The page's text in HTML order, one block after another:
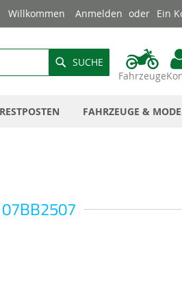
Willkommen Anmelden Ein
Fahrzeuge
SUCHE
RESTPOSTEN FAHRZEUGE &